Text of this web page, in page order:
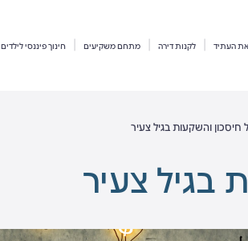
העתיד לקנות דירה מתחם משקיעים חינוך פיננסי לילדים
חיסכון והשקעות בגיל צעיר
בגיל צעיר